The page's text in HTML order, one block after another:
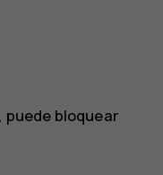
puede bloquear